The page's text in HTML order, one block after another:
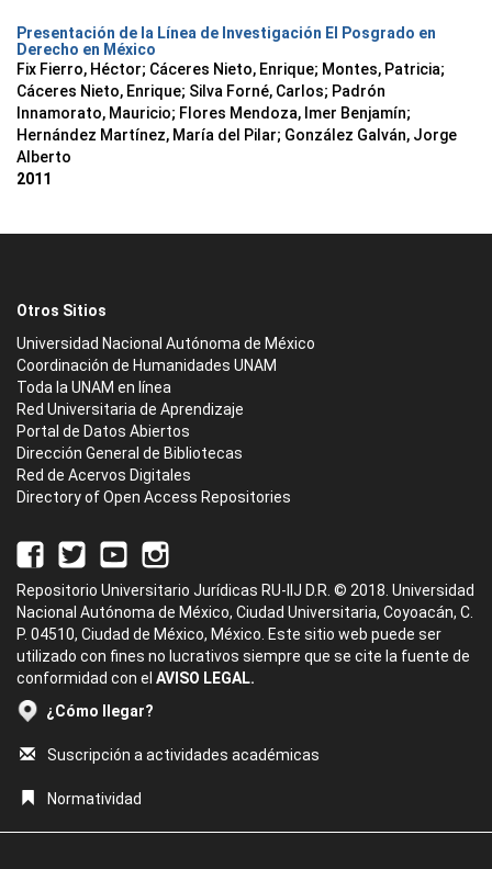
Presentación de la Línea de Investigación El Posgrado en
Derecho en México
Fix Fierro, Héctor; Cáceres Nieto, Enrique; Montes, Patricia;
Cáceres Nieto, Enrique; Silva Forné, Carlos; Padrón
Innamorato, Mauricio; Flores Mendoza, Imer Benjamín;
Hernández Martínez, María del Pilar; González Galván, Jorge
Alberto
2011
Otros Sitios
Universidad Nacional Autónoma de México
Coordinación de Humanidades UNAM
Toda la UNAM en línea
Red Universitaria de Aprendizaje
Portal de Datos Abiertos
Dirección General de Bibliotecas
Red de Acervos Digitales
Directory of Open Access Repositories
Repositorio Universitario Jurídicas RU-IIJ D.R. © 2018. Universidad
Nacional Autónoma de México, Ciudad Universitaria, Coyoacán, C.
P. 04510, Ciudad de México, México. Este sitio web puede ser
utilizado con fines no lucrativos siempre que se cite la fuente de
conformidad con el AVISO LEGAL.
¿Cómo llegar?
Suscripción a actividades académicas
Normatividad